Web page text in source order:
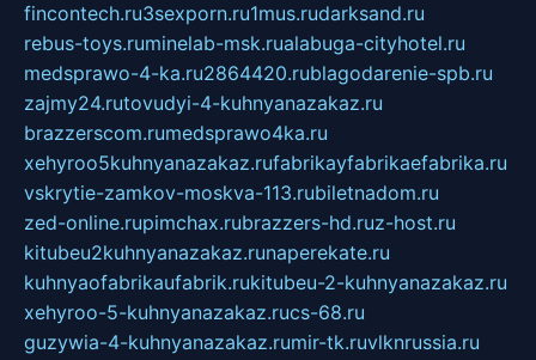
fincontech.ru3sexporn.ru1mus.rudarksand.ru
rebus-toys.ruminelab-msk.rualabuga-cityhotel.ru
medsprawo-4-ka.ru2864420.rublagodarenie-spb.ru
zajmy24.rutovudyi-4-kuhnyanazakaz.ru
brazzerscom.rumedsprawo4ka.ru
xehyroo5kuhnyanazakaz.rufabrikayfabrikaefabrika.ru
vskrytie-zamkov-moskva-113.rubiletnadom.ru
zed-online.rupimchax.rubrazzers-hd.ruz-host.ru
kitubeu2kuhnyanazakaz.runaperekate.ru
kuhnyaofabrikaufabrik.rukitubeu-2-kuhnyanazakaz.ru
xehyroo-5-kuhnyanazakaz.rucs-68.ru
guzywia-4-kuhnyanazakaz.rumir-tk.ruvlknrussia.ru